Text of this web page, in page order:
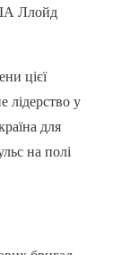
Ллойд
цієї
лідерство у
для
на полі